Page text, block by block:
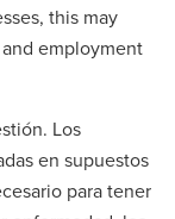
this may
employment
Los
en supuestos
para tener